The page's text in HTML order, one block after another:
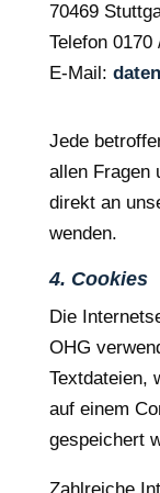
70469
Telefon
E-Mail:
Jede
allen Fragen
direkt an
wenden.
4. Cookies
Die
OHG
Textdateien,
auf einem
gespeichert